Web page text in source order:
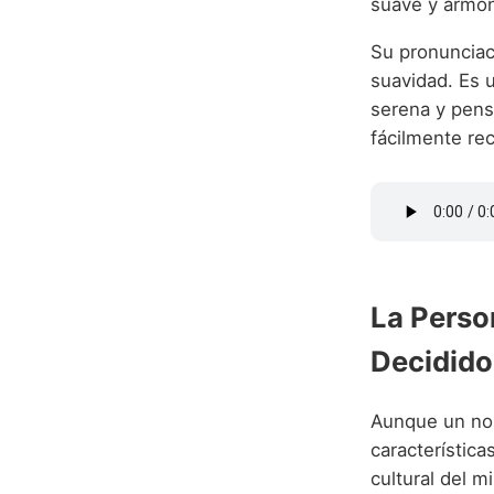
suave y
Su
suavidad. Es
serena y
fácilmente
La
Decidido
Aunque un
cultural del